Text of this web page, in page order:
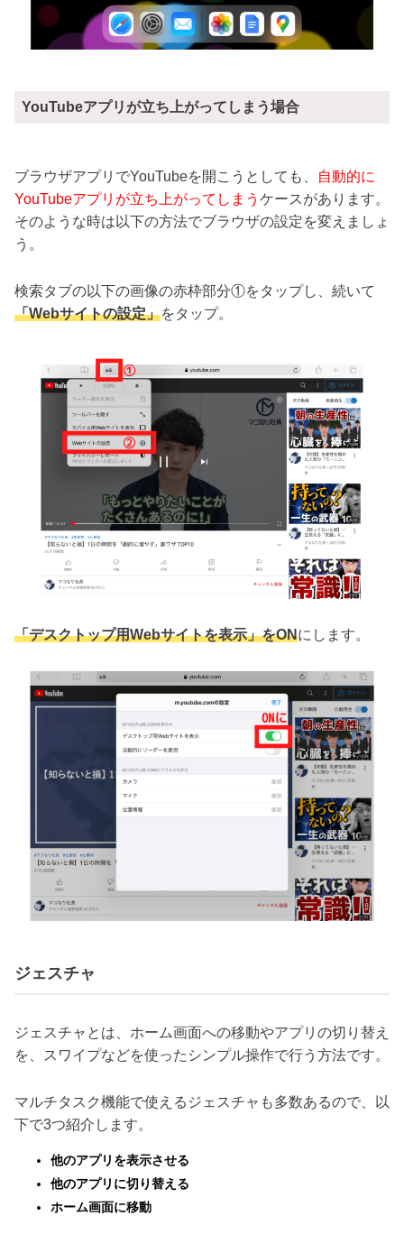
YouTubeアプリが立ち上がってしまう場合
ブラウザアプリでYouTubeを開こうとしても、
自動的に
YouTubeアプリが立ち上がってしまう ケースがあります。
そのような時は以下の方法でブラウザの設定を変えましょ
う。
検索タブの以下の画像の赤枠部分①をタップし、続いて
「Webサイトの設定」をタップ。
「デスクトップ用Webサイトを表示」をONにします。
ジェスチャ
ジェスチャとは、ホーム画面への移動やアプリの切り替え
を、スワイプなどを使ったシンプル操作で行う方法です。
マルチタスク機能で使えるジェスチャも多数あるので、以
下で3つ紹介します。
他のアプリを表示させる
他のアプリに切り替える
ホーム画面に移動